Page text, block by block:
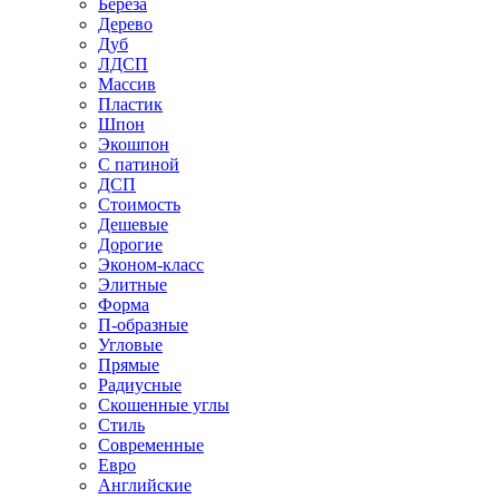
Береза
Дерево
Дуб
ЛДСП
Массив
Пластик
Шпон
Экошпон
С патиной
ДСП
Стоимость
Дешевые
Дорогие
Эконом-класс
Элитные
Форма
П-образные
Угловые
Прямые
Радиусные
Скошенные углы
Стиль
Современные
Евро
Английские